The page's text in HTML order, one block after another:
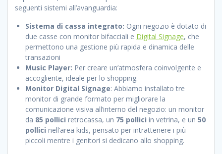
seguenti sistemi all’avanguardia:
Sistema di cassa integrato: Ogni negozio è dotato di
due casse con monitor bifacciali e Digital Signage, che
permettono una gestione più rapida e dinamica delle
transazioni
Music Player: Per creare un’atmosfera coinvolgente e
accogliente, ideale per lo shopping.
Monitor Digital Signage: Abbiamo installato tre
monitor di grande formato per migliorare la
comunicazione visiva all’interno del negozio: un monitor
da 85 pollici retrocassa, un 75 pollici in vetrina, e un 50
pollici nell’area kids, pensato per intrattenere i più
piccoli mentre i genitori si dedicano allo shopping.